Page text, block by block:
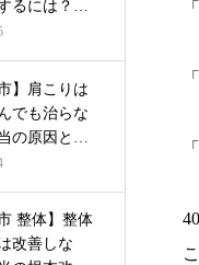
るには？首
療し…
】肩こりは
でも治らな
の原因と根
方法…
整体】整体
改善しな